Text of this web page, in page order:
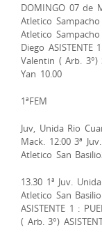
DOMINGO 07 de
Atletico
Atletico Sampacho
Diego ASISTENTE
Valentin ( Arb. 3°)
Yan 10.00
1ªFEM
Juv, Unida Rio
Mack. 12:00 3ª
Atletico San
13.30 1ª Juv.
Atletico San
ASISTENTE 1 :
( Arb. 3°)